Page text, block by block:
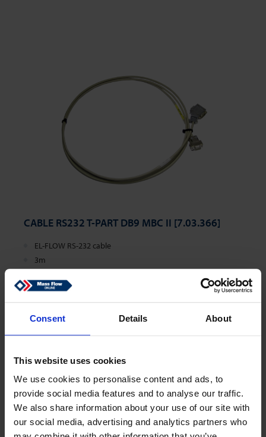
Consent Details About
This website uses cookies
We use cookies to personalise content and ads, to
provide social media features and to analyse our traffic.
We also share information about your use of our site with
our social media, advertising and analytics partners who
CABLE RS232 T-PART DB9 MBC II [7.03.366]
EL-FLOW RS-232 cable
3m
$107,38
Versand erfolgt innerhalb von 2 Tagen